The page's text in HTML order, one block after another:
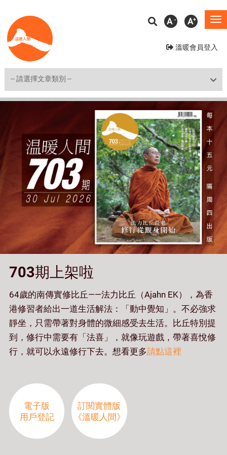
至
主
溫暖會員登入
A A
Shortcut
703期上架啦
64歲的南傳實修比丘——法力比丘（Ajahn EK），為香
港修習者給出一道生活解法：「動中覺知」。不必強求
靜坐，只需帶著對身體的微細感受去生活。比丘特別提
到，修行中需要有「法喜」，就像玩遊戲，帶著喜悅修
行，就可以永遠修行下去。想看更多請點這裡
電子版
用戶登記
訂閱實體版
《溫暖人間》